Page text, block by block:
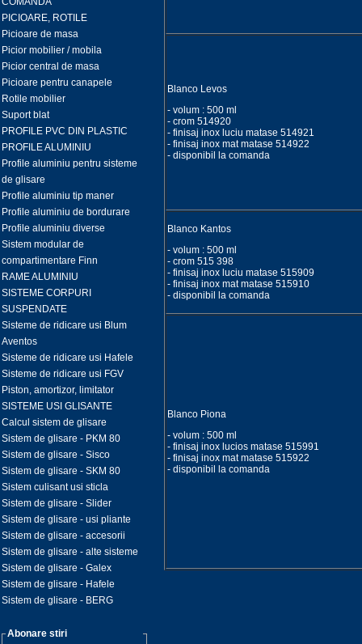
PICIOARE, ROTILE
Picioare de masa
Picior mobilier / mobila
Picior central de masa
Picioare pentru canapele
Rotile mobilier
Suport blat
PROFILE PVC DIN PLASTIC
PROFILE ALUMINIU
Profile aluminiu pentru sisteme
de glisare
Profile aluminiu tip maner
Profile aluminiu de bordurare
Profile aluminiu diverse
Sistem modular de
compartimentare Finn
RAME ALUMINIU
SISTEME CORPURI
SUSPENDATE
Sisteme de ridicare usi Blum
Aventos
Sisteme de ridicare usi Hafele
Sisteme de ridicare usi FGV
Piston, amortizor, limitator
SISTEME USI GLISANTE
Calcul sistem de glisare
Sistem de glisare - PKM 80
Sistem de glisare - Sisco
Sistem de glisare - SKM 80
Sistem culisant usi sticla
Sistem de glisare - Slider
Sistem de glisare - usi pliante
Sistem de glisare - accesorii
Sistem de glisare - alte sisteme
Sistem de glisare - Galex
Sistem de glisare - Hafele
Sistem de glisare - BERG
Abonare stiri
Blanco Levos
- volum : 500 ml
- crom 514920
- finisaj inox luciu matase 514921
- finisaj inox mat matase 514922
- disponibil la comanda
Blanco Kantos
- volum : 500 ml
- crom 515 398
- finisaj inox luciu matase 515909
- finisaj inox mat matase 515910
- disponibil la comanda
Blanco Piona
- volum : 500 ml
- finisaj inox lucios matase 515991
- finisaj inox mat matase 515922
- disponibil la comanda